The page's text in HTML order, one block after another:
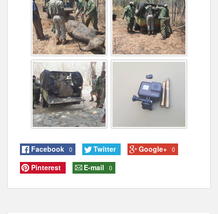
Facebook 0 Twitter Google+ 0
Pinterest E-mail 0